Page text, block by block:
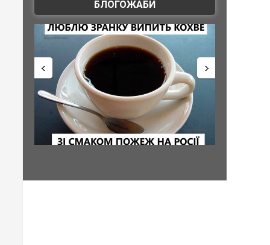
БЛОГОЖАБИ